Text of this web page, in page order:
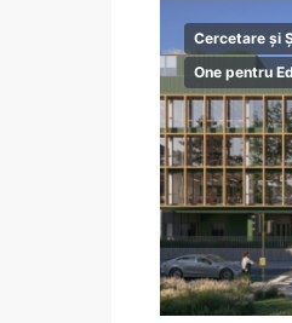
Cercetare și
One pentru